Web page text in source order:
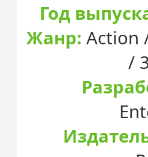
Год
Жанр: Action
/